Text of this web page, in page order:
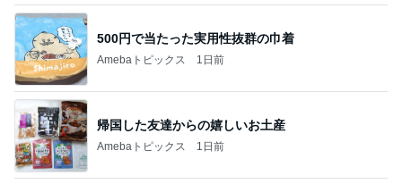
500円で当たった実用性抜群の巾着
Amebaトピックス 1日前
帰国した友達からの嬉しいお土産
Amebaトピックス 1日前